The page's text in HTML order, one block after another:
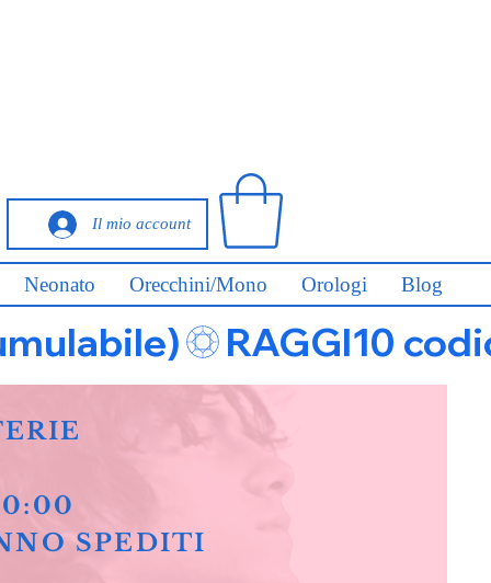
Il mio account
Neonato Orecchini/Mono Orologi Blog
SPEDITI